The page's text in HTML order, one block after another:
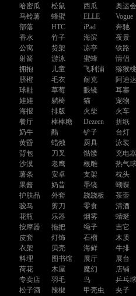
哈密瓜
松鼠 西瓜
奥运会
马铃薯
蜂蜜 ELLE
Vogue
部落
HTC iPad
奔驰
香水
竹子 海滨
夜景
公寓
货架 凉亭
铁路
射箭
游泳 蜜蜂
情侣
拥抱
儿童 飞利浦
猕猴桃
脐橙
毛衣 耐克
阿迪
球鞋
草莓 眼镜
耳塞
娃娃
躺椅 猫
宠物
海报
排版 火柴
火车
餐厅
棒棒糖 Dezeen
折纸
奶牛
醋 铲子
台灯
黄昏
蜡烛 厨具
泳装
背包
刀叉 骷髅
充电器
沙漠
老鹰 根雕
热气球
薯条
安卓 支架
枕头
果酱
奶昔 墨镜
蝴蝶
护肤品
外套 跷跷板
茶壶
骏马
剪刀 零食
清酒
花瓶
乐器 烟雾
蜻蜓
按摩器
拖把 绳子
吉它
皮套
灯饰 石榴
木质
衣架
贝壳 海鲜
牛排
料理
图书馆 展厅
展台
荷花
木屋 魔幻
店铺
专卖店
羽毛 鸟
乒乓球
松子酒
辣椒 甲壳虫
夹子